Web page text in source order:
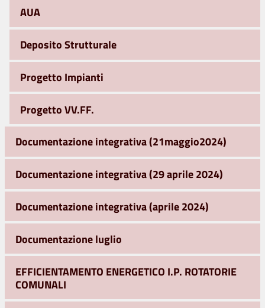
AUA
Deposito Strutturale
Progetto Impianti
Progetto VV.FF.
Documentazione integrativa (21maggio2024)
Documentazione integrativa (29 aprile 2024)
Documentazione integrativa (aprile 2024)
Documentazione luglio
EFFICIENTAMENTO ENERGETICO I.P. ROTATORIE
COMUNALI